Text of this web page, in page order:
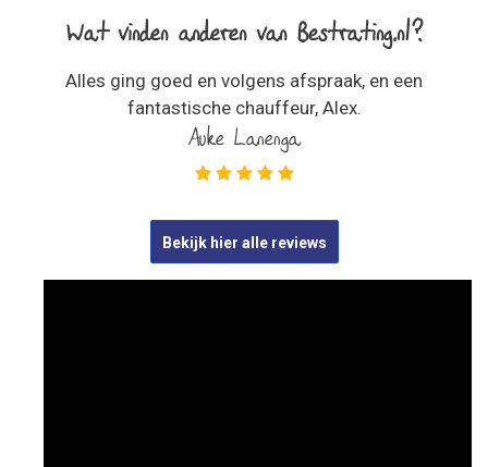
Wat vinden anderen van Bestrating.nl?
Alles ging goed en volgens afspraak, en een
fantastische chauffeur, Alex.
Auke Lanenga
Bekijk hier alle reviews